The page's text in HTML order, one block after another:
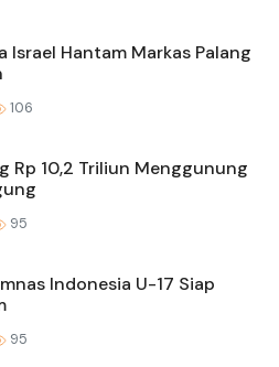
Israel Hantam Markas Palang
106
Rp 10,2 Triliun Menggunung
95
Indonesia U-17 Siap
95